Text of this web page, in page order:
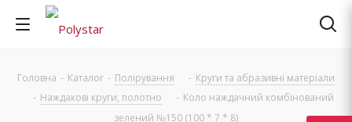
Головна - Каталог - Полірування - Круги та абразивні матеріали
- Наждакові круги, полотно - Коло наждачний комбінований
зелений №150 (100 * 7 * 8)